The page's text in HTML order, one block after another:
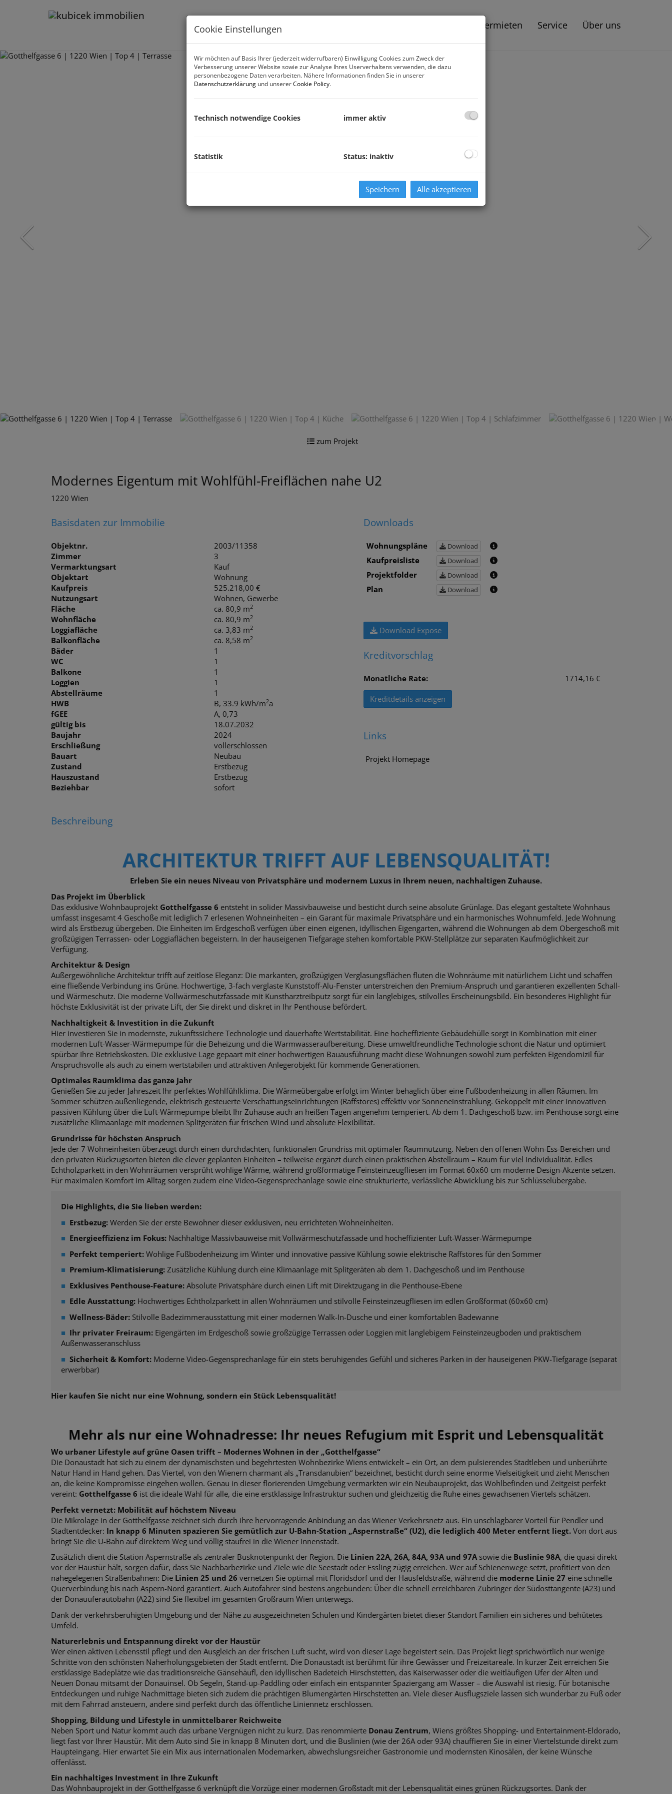
Verkaufen | Vermieten Service Über uns
zum Projekt
Modernes Eigentum mit Wohlfühl-Freiflächen nahe U2
1220 Wien
Basisdaten zur Immobilie
Objektnr.
2003/11358
Zimmer
3
Vermarktungsart
Kauf
Objektart
Wohnung
Kaufpreis
525.218,00 €
Nutzungsart
Wohnen Gewerbe
Fläche
ca. 80,9 m2
Wohnfläche ca. 80,9 m2
Loggiafläche ca. 3,83 m2
Balkonfläche ca. 8,58 m2
Bäder
1
WC
1
Balkone
1
Loggien
1
Abstellräume
1
HWB
B, 33.9 kWh/m2a
fGEE
A, 0,73
gültig bis
18.07.2032
Baujahr
2024
Erschließung
vollerschlossen
Bauart
Neubau
Zustand
Erstbezug
Hauszustand
Erstbezug
Beziehbar
sofort
Downloads
Wohnungspläne Download
Kaufpreisliste Download
Projektfolder Download
Plan Download
Download Expose
Kreditvorschlag
Monatliche Rate: 1714,16 €
Kreditdetails anzeigen
Links
Projekt Homepage
Beschreibung
ARCHITEKTUR TRIFFT AUF LEBENSQUALITÄT!
Erleben Sie ein neues Niveau von Privatsphäre und modernem Luxus in Ihrem neuen, nachhaltigen Zuhause.
Das Projekt im Überblick
Das exklusive Wohnbauprojekt Gotthelfgasse 6 entsteht in solider Massivbauweise und besticht durch seine absolute Grünlage. Das elegant gestaltete Wohnhaus
umfasst insgesamt 4 Geschoße mit lediglich 7 erlesenen Wohneinheiten – ein Garant für maximale Privatsphäre und ein harmonisches Wohnumfeld. Jede Wohnung
wird als Erstbezug übergeben. Die Einheiten im Erdgeschoß verfügen über einen eigenen, idyllischen Eigengarten, während die Wohnungen ab dem Obergeschoß mit
großzügigen Terrassen- oder Loggiaflächen begeistern. In der hauseigenen Tiefgarage stehen komfortable PKW-Stellplätze zur separaten Kaufmöglichkeit zur
Verfügung.
Architektur & Design
Außergewöhnliche Architektur trifft auf zeitlose Eleganz: Die markanten, großzügigen Verglasungsflächen fluten die Wohnräume mit natürlichem Licht und schaffen
eine fließende Verbindung ins Grüne. Hochwertige, 3-fach verglaste Kunststoff-Alu-Fenster unterstreichen den Premium-Anspruch und garantieren exzellenten Schall-
und Wärmeschutz. Die moderne Vollwärmeschutzfassade mit Kunstharztreibputz sorgt für ein langlebiges, stilvolles Erscheinungsbild. Ein besonderes Highlight für
höchste Exklusivität ist der private Lift, der Sie direkt und diskret in Ihr Penthouse befördert.
Nachhaltigkeit & Investition in die Zukunft
Hier investieren Sie in modernste, zukunftssichere Technologie und dauerhafte Wertstabilität. Eine hocheffiziente Gebäudehülle sorgt in Kombination mit einer
modernen Luft-Wasser-Wärmepumpe für die Beheizung und die Warmwasseraufbereitung. Diese umweltfreundliche Technologie schont die Natur und optimiert
spürbar Ihre Betriebskosten. Die exklusive Lage gepaart mit einer hochwertigen Bauausführung macht diese Wohnungen sowohl zum perfekten Eigendomizil für
Anspruchsvolle als auch zu einem wertstabilen und attraktiven Anlegerobjekt für kommende Generationen.
Optimales Raumklima das ganze Jahr
Genießen Sie zu jeder Jahreszeit Ihr perfektes Wohlfühlklima. Die Wärmeübergabe erfolgt im Winter behaglich über eine Fußbodenheizung in allen Räumen. Im
Sommer schützen außenliegende, elektrisch gesteuerte Verschattungseinrichtungen (Raffstores) effektiv vor Sonneneinstrahlung. Gekoppelt mit einer innovativen
passiven Kühlung über die Luft-Wärmepumpe bleibt Ihr Zuhause auch an heißen Tagen angenehm temperiert. Ab dem 1. Dachgeschoß bzw. im Penthouse sorgt eine
zusätzliche Klimaanlage mit modernen Splitgeräten für frischen Wind und absolute Flexibilität.
Grundrisse für höchsten Anspruch
Jede der 7 Wohneinheiten überzeugt durch einen durchdachten, funktionalen Grundriss mit optimaler Raumnutzung. Neben den offenen Wohn-Ess-Bereichen und
den privaten Rückzugsorten bieten die clever geplanten Einheiten – teilweise ergänzt durch einen praktischen Abstellraum – Raum für viel Individualität. Edles
Echtholzparkett in den Wohnräumen versprüht wohlige Wärme, während großformatige Feinsteinzeugfliesen im Format 60x60 cm moderne Design-Akzente setzen.
Für maximalen Komfort im Alltag sorgen zudem eine Video-Gegensprechanlage sowie eine strukturierte, verlässliche Abwicklung bis zur Schlüsselübergabe.
Die Highlights, die Sie lieben werden:
■ Erstbezug: Werden Sie der erste Bewohner dieser exklusiven, neu errichteten Wohneinheiten.
■ Energieeffizienz im Fokus: Nachhaltige Massivbauweise mit Vollwärmeschutzfassade und hocheffizienter Luft-Wasser-Wärmepumpe
■ Perfekt temperiert: Wohlige Fußbodenheizung im Winter und innovative passive Kühlung sowie elektrische Raffstores für den Sommer
■ Premium-Klimatisierung: Zusätzliche Kühlung durch eine Klimaanlage mit Splitgeräten ab dem 1. Dachgeschoß und im Penthouse
■ Exklusives Penthouse-Feature: Absolute Privatsphäre durch einen Lift mit Direktzugang in die Penthouse-Ebene
■ Edle Ausstattung: Hochwertiges Echtholzparkett in allen Wohnräumen und stilvolle Feinsteinzeugfliesen im edlen Großformat (60x60 cm)
■ Wellness-Bäder: Stilvolle Badezimmerausstattung mit einer modernen Walk-In-Dusche und einer komfortablen Badewanne
■ Ihr privater Freiraum: Eigengärten im Erdgeschoß sowie großzügige Terrassen oder Loggien mit langlebigem Feinsteinzeugboden und praktischem
Außenwasseranschluss
■ Sicherheit & Komfort: Moderne Video-Gegensprechanlage für ein stets beruhigendes Gefühl und sicheres Parken in der hauseigenen PKW-Tiefgarage (separat
erwerbbar)
Hier kaufen Sie nicht nur eine Wohnung, sondern ein Stück Lebensqualität!
Mehr als nur eine Wohnadresse: Ihr neues Refugium mit Esprit und Lebensqualität
Wo urbaner Lifestyle auf grüne Oasen trifft – Modernes Wohnen in der „Gotthelfgasse“
Die Donaustadt hat sich zu einem der dynamischsten und begehrtesten Wohnbezirke Wiens entwickelt – ein Ort, an dem pulsierendes Stadtleben und unberührte
Natur Hand in Hand gehen. Das Viertel, von den Wienern charmant als „Transdanubien“ bezeichnet, besticht durch seine enorme Vielseitigkeit und zieht Menschen
an, die keine Kompromisse eingehen wollen. Genau in dieser florierenden Umgebung vermarkten wir ein Neubauprojekt, das Wohlbefinden und Zeitgeist perfekt
vereint: Gotthelfgasse 6 ist die ideale Wahl für alle, die eine erstklassige Infrastruktur suchen und gleichzeitig die Ruhe eines gewachsenen Viertels schätzen.
Perfekt vernetzt: Mobilität auf höchstem Niveau
Die Mikrolage in der Gotthelfgasse zeichnet sich durch ihre hervorragende Anbindung an das Wiener Verkehrsnetz aus. Ein unschlagbarer Vorteil für Pendler und
Stadtentdecker: In knapp 6 Minuten spazieren Sie gemütlich zur U-Bahn-Station „Aspernstraße“ (U2), die lediglich 400 Meter entfernt liegt. Von dort aus
bringt Sie die U-Bahn auf direktem Weg und völlig staufrei in die Wiener Innenstadt.
Zusätzlich dient die Station Aspernstraße als zentraler Busknotenpunkt der Region. Die Linien 22A, 26A, 84A, 93A und 97A sowie die Buslinie 98A, die quasi direkt
vor der Haustür hält, sorgen dafür, dass Sie Nachbarbezirke und Ziele wie die Seestadt oder Essling zügig erreichen. Wer auf Schienenwege setzt, profitiert von den
nahegelegenen Straßenbahnen: Die Linien 25 und 26 vernetzen Sie optimal mit Floridsdorf und der Hausfeldstraße, während die moderne Linie 27 eine schnelle
Querverbindung bis nach Aspern-Nord garantiert. Auch Autofahrer sind bestens angebunden: Über die schnell erreichbaren Zubringer der Südosttangente (A23) und
der Donauuferautobahn (A22) sind Sie flexibel im gesamten Großraum Wien unterwegs.
Dank der verkehrsberuhigten Umgebung und der Nähe zu ausgezeichneten Schulen und Kindergärten bietet dieser Standort Familien ein sicheres und behütetes
Umfeld.
Naturerlebnis und Entspannung direkt vor der Haustür
Wer einen aktiven Lebensstil pflegt und den Ausgleich an der frischen Luft sucht, wird von dieser Lage begeistert sein. Das Projekt liegt sprichwörtlich nur wenige
Schritte von den schönsten Naherholungsgebieten der Stadt entfernt. Die Donaustadt ist berühmt für ihre Gewässer und Freizeitareale. In kurzer Zeit erreichen Sie
erstklassige Badeplätze wie das traditionsreiche Gänsehäufl, den idyllischen Badeteich Hirschstetten, das Kaiserwasser oder die weitläufigen Ufer der Alten und
Neuen Donau mitsamt der Donauinsel. Ob Segeln, Stand-up-Paddling oder einfach ein entspannter Spaziergang am Wasser – die Auswahl ist riesig. Für botanische
Entdeckungen und ruhige Nachmittage bieten sich zudem die prächtigen Blumengärten Hirschstetten an. Viele dieser Ausflugsziele lassen sich wunderbar zu Fuß oder
mit dem Fahrrad ansteuern, andere sind perfekt durch das öffentliche Liniennetz erschlossen.
Shopping, Bildung und Lifestyle in unmittelbarer Reichweite
Neben Sport und Natur kommt auch das urbane Vergnügen nicht zu kurz. Das renommierte Donau Zentrum, Wiens größtes Shopping- und Entertainment-Eldorado,
liegt fast vor Ihrer Haustür. Mit dem Auto sind Sie in knapp 8 Minuten dort, und die Buslinien (wie der 26A oder 93A) chauffieren Sie in einer Viertelstunde direkt zum
Haupteingang. Hier erwartet Sie ein Mix aus internationalen Modemarken, abwechslungsreicher Gastronomie und modernsten Kinosälen, der keine Wünsche
offenlässt.
Ein nachhaltiges Investment in Ihre Zukunft
Das Wohnbauprojekt in der Gotthelfgasse 6 verknüpft die Vorzüge einer modernen Großstadt mit der Lebensqualität eines grünen Rückzugsortes. Dank der
Cookie Einstellungen
Wir möchten auf Basis Ihrer (jederzeit widerrufbaren) Einwilligung Cookies zum Zweck der
Verbesserung unserer Website sowie zur Analyse Ihres Userverhaltens verwenden, die dazu
personenbezogene Daten verarbeiten. Nähere Informationen finden Sie in unserer
Datenschutzerklärung und unsererCookie Policy.
Technisch notwendige Cookies immer aktiv
Statistik Status: inaktiv
Speichern Alle akzeptieren